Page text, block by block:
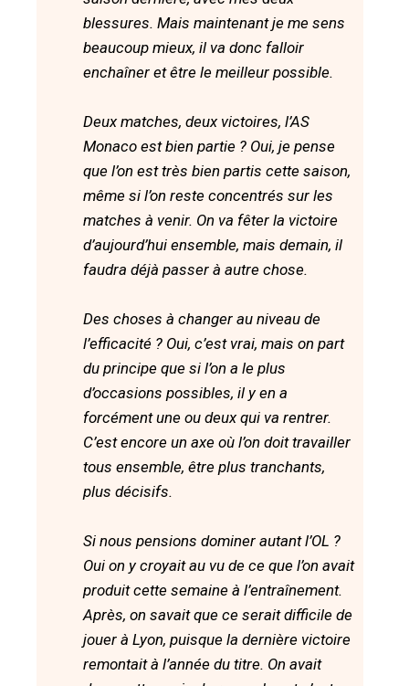
blessures. Mais maintenant je me sens
beaucoup mieux, il va donc falloir
enchaîner et être le meilleur possible.
Deux matches, deux victoires, l’AS
Monaco est bien partie ? Oui, je pense
que l’on est très bien partis cette saison,
même si l’on reste concentrés sur les
matches à venir. On va fêter la victoire
d’aujourd’hui ensemble, mais demain, il
faudra déjà passer à autre chose.
Des choses à changer au niveau de
l’efficacité ? Oui, c’est vrai, mais on part
du principe que si l’on a le plus
d’occasions possibles, il y en a
forcément une ou deux qui va rentrer.
C’est encore un axe où l’on doit travailler
tous ensemble, être plus tranchants,
plus décisifs.
Si nous pensions dominer autant l’OL ?
Oui on y croyait au vu de ce que l’on avait
produit cette semaine à l’entraînement.
Après, on savait que ce serait difficile de
jouer à Lyon, puisque la dernière victoire
remontait à l’année du titre. On avait